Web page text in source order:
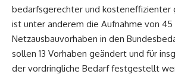
bedarfsgerechter und
ist unter anderem die Aufnahme von
Netzausbauvorhaben in den
sollen 13 Vorhaben geändert und für
der vordringliche Bedarf festgestellt